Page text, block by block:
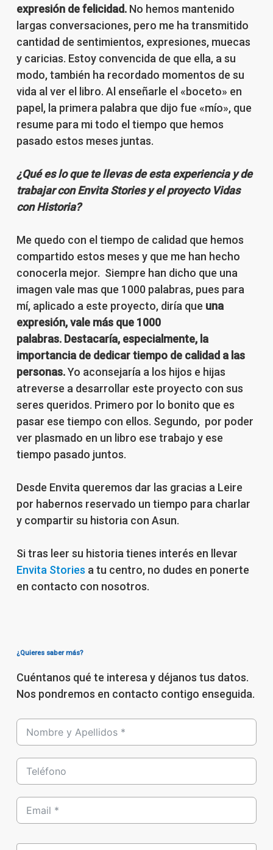
expresión de felicidad.No hemos mantenido
largas conversaciones, pero me ha transmitido
cantidad de sentimientos, expresiones, muecas
y caricias. Estoy convencida de que ella, a su
modo, también ha recordado momentos de su
vida al ver el libro. Al enseñarle el «boceto» en
papel, la primera palabra que dijo fue «mío», que
resume para mi todo el tiempo que hemos
pasado estos meses juntas.
¿Qué es lo que te llevas de esta experiencia y de
trabajar con Envita Stories y el proyecto Vidas
con Historia?
Me quedo con el tiempo de calidad que hemos
compartido estos meses y que me han hecho
conocerla mejor. Siempre han dicho que una
imagen vale mas que 1000 palabras, pues para
mí, aplicado a este proyecto, diría que una
expresión, vale más que 1000
palabras. Destacaría, especialmente, la
importancia de dedicar tiempo de calidad a las
personas.Yo aconsejaría a los hijos e hijas
atreverse a desarrollar este proyecto con sus
seres queridos. Primero por lo bonito que es
pasar ese tiempo con ellos. Segundo, por poder
ver plasmado en un libro ese trabajo y ese
tiempo pasado juntos.
Desde Envita queremos dar las gracias a Leire
por habernos reservado un tiempo para charlar
y compartir su historia con Asun.
Si tras leer su historia tienes interés en llevar
Envita Stories a tu centro, no dudes en ponerte
en contacto con nosotros.
¿Quieres saber más?
Cuéntanos qué te interesa y déjanos tus datos.
Nos pondremos en contacto contigo enseguida.